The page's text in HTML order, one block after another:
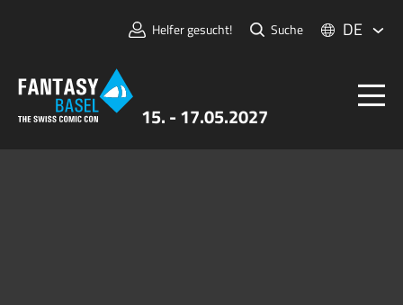
15. - 17.05.2027
Helfer gesucht! Suche DE